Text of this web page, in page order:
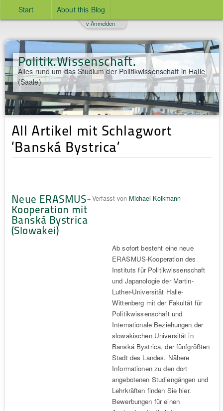
Start About this Blog
Politik.Wissenschaft.
Alles rund um das Studium der Politikwissenschaft in Halle
(Saale)
v Anmelden
All Artikel mit Schlagwort
‘Banská Bystrica‘
Neue ERASMUS-
Kooperation mit
Banská Bystrica
(Slowakei)
Verfasst von Michael Kolkmann
Ab sofort besteht eine neue
ERASMUS-Kooperation des
Instituts für Politikwissenschaft
und Japanologie der Martin-
Luther-Universität Halle-
Wittenberg mit der Fakultät für
Politikwissenschaft und
Internationale Beziehungen der
slowakischen Universität in
Banská Bystrica, der fünfgrößten
Stadt des Landes. Nähere
Informationen zu den dort
angebotenen Studiengängen und
Lehrkräften finden Sie hier.
Bewerbungen für einen